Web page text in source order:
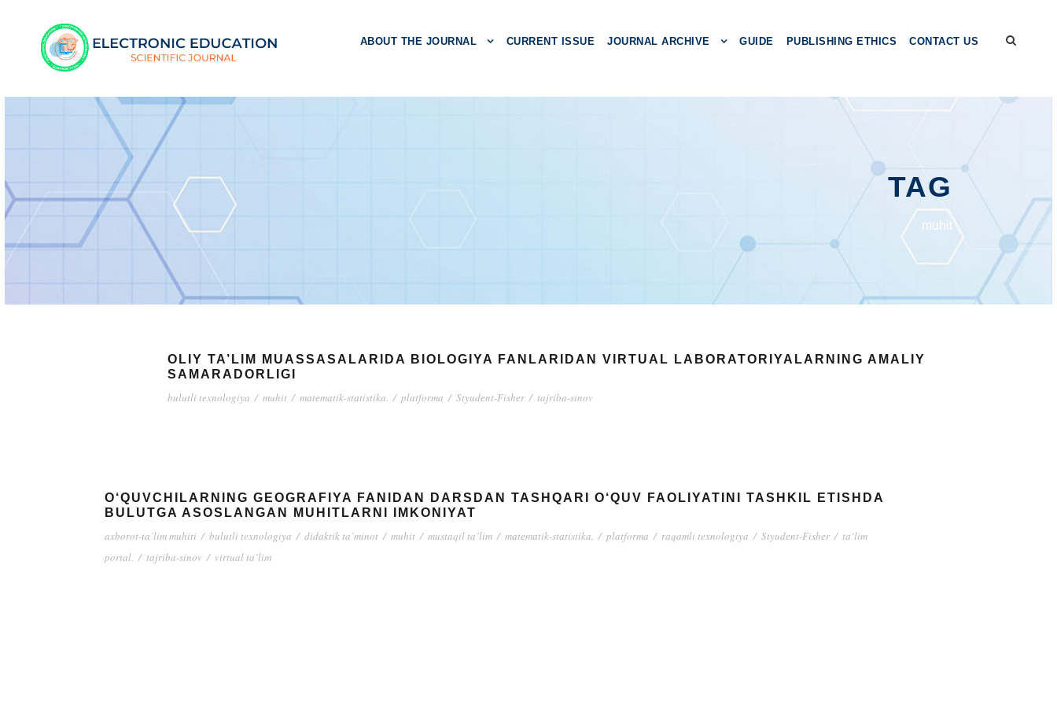
ABOUT THE JOURNAL CURRENT ISSUE JOURNAL ARCHIVE GUIDE PUBLISHING ETHICS CONTACT US
TAG
muhit
OLIY TA’LIM MUASSASALARIDA BIOLOGIYA FANLARIDAN VIRTUAL LABORATORIYALARNING AMALIY
SAMARADORLIGI
bulutli texnologiya / muhit / mаtеmаtik-stаtistika. / platforma / Styudеnt-Fishеr / tajriba-sinov
O‘QUVCHILARNING GEOGRAFIYA FANIDAN DARSDAN TASHQARI O‘QUV FAOLIYATINI TASHKIL ETISHDA
BULUTGA ASOSLANGAN MUHITLARNI IMKONIYAT
axborot-ta’lim muhiti / bulutli texnologiya / didaktik ta’minot / muhit / mustaqil ta’lim / mаtеmаtik-stаtistika. / platforma / raqamli texnologiya / Styudеnt-Fishеr / ta‘lim
portal. / tajriba-sinov / virtual ta’lim